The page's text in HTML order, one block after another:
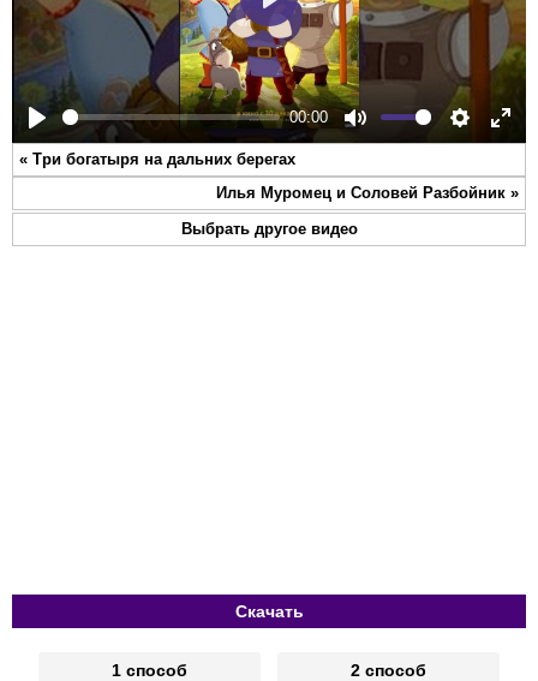
Play
00:00
Mute Settings
Play
« Три богатыря на дальних берегах
Илья Муромец и Соловей Разбойник »
Выбрать другое видео
Скачать
1 способ 2 способ